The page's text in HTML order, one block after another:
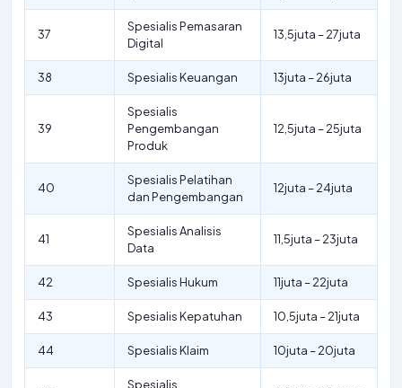
37
Spesialis Pemasaran
Digital
13,5juta – 27juta
38 Spesialis Keuangan 13juta – 26juta
39
Spesialis
Pengembangan
Produk
12,5juta – 25juta
40
Spesialis Pelatihan
dan Pengembangan
12juta – 24juta
41
Spesialis Analisis
Data
11,5juta – 23juta
42 Spesialis Hukum 11juta – 22juta
43 Spesialis Kepatuhan 10,5juta – 21juta
44 Spesialis Klaim 10juta – 20juta
Spesialis